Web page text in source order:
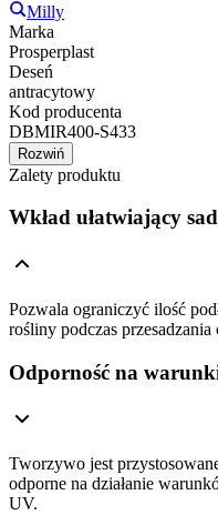
Milly
Marka
Prosperplast
Deseń
antracytowy
Kod producenta
DBMIR400-S433
Rozwiń
Zalety produktu
Wkład ułatwiający
Pozwala ograniczyć ilość
rośliny podczas przesadzania
Odporność na
Tworzywo jest
odporne na działanie
UV.